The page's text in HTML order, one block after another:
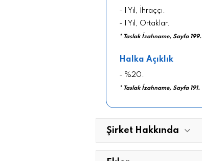
- 1 Yıl, İhraççı.
- 1 Yıl, Ortaklar.
* Taslak İzahname, Sayfa 199.
Halka Açıklık
- %20.
* Taslak İzahname, Sayfa 191.
Şirket Hakkında